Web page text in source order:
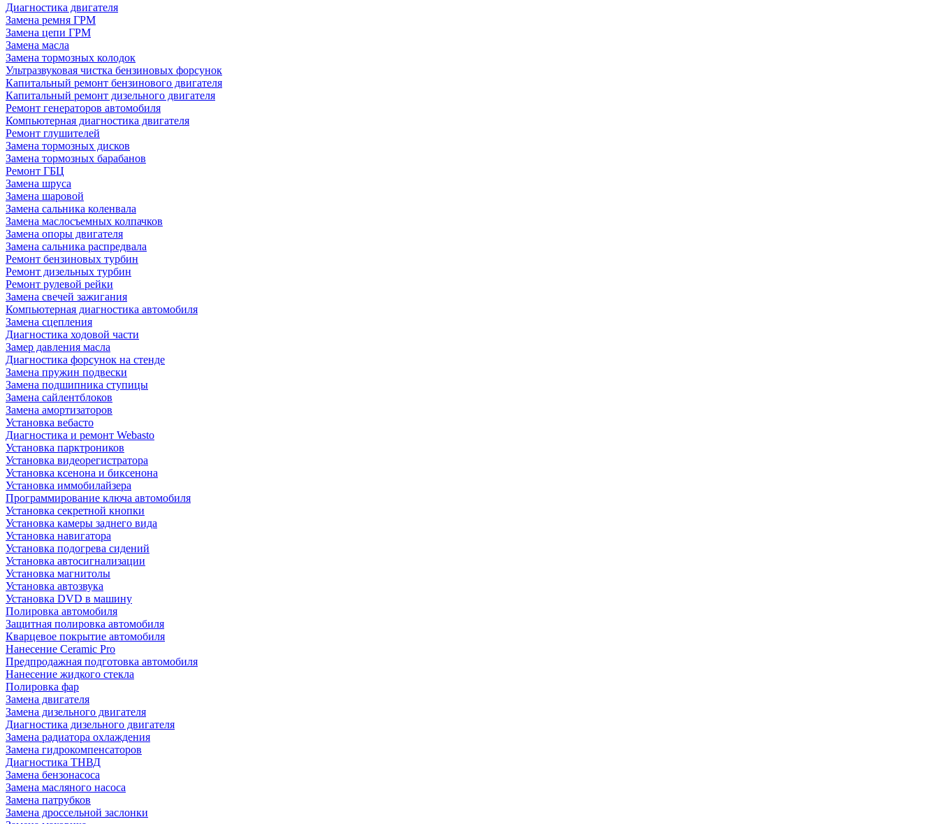
Диагностика двигателя
Замена ремня ГРМ
Замена цепи ГРМ
Замена масла
Замена тормозных колодок
Ультразвуковая чистка бензиновых форсунок
Капитальный ремонт бензинового двигателя
Капитальный ремонт дизельного двигателя
Ремонт генераторов автомобиля
Компьютерная диагностика двигателя
Ремонт глушителей
Замена тормозных дисков
Замена тормозных барабанов
Ремонт ГБЦ
Замена шруса
Замена шаровой
Замена сальника коленвала
Замена маслосъемных колпачков
Замена опоры двигателя
Замена сальника распредвала
Ремонт бензиновых турбин
Ремонт дизельных турбин
Ремонт рулевой рейки
Замена свечей зажигания
Компьютерная диагностика автомобиля
Замена сцепления
Диагностика ходовой части
Замер давления масла
Диагностика форсунок на стенде
Замена пружин подвески
Замена подшипника ступицы
Замена сайлентблоков
Замена амортизаторов
Установка вебасто
Диагностика и ремонт Webasto
Установка парктроников
Установка видеорегистратора
Установка ксенона и биксенона
Установка иммобилайзера
Программирование ключа автомобиля
Установка секретной кнопки
Установка камеры заднего вида
Установка навигатора
Установка подогрева сидений
Установка автосигнализации
Установка магнитолы
Установка автозвука
Установка DVD в машину
Полировка автомобиля
Защитная полировка автомобиля
Кварцевое покрытие автомобиля
Нанесение Ceramic Pro
Предпродажная подготовка автомобиля
Нанесение жидкого стекла
Полировка фар
Замена двигателя
Замена дизельного двигателя
Диагностика дизельного двигателя
Замена радиатора охлаждения
Замена гидрокомпенсаторов
Диагностика ТНВД
Замена бензонасоса
Замена масляного насоса
Замена патрубков
Замена дроссельной заслонки